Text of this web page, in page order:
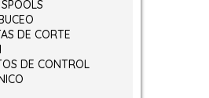
DE CORTE
DE CONTROL